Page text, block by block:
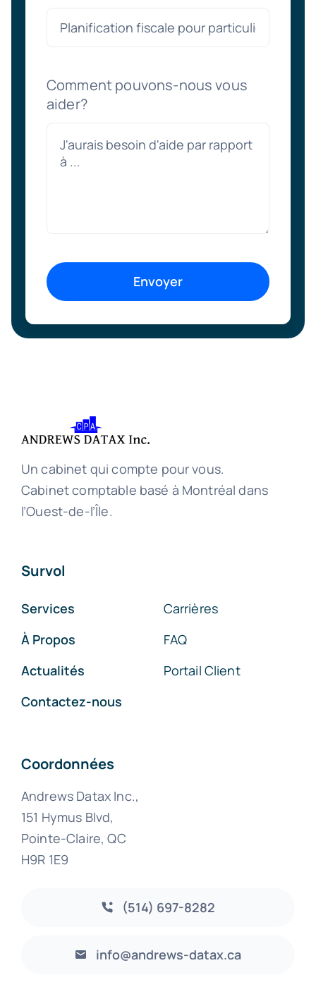
Comment pouvons-nous vous
aider?
Envoyer
Un cabinet qui compte pour vous.
Cabinet comptable basé à Montréal dans
l’Ouest-de-l’Île.
Survol
Services
À Propos
Actualités
Contactez-nous
Carrières
FAQ
Portail Client
Coordonnées
Andrews Datax Inc.,
151 Hymus Blvd,
Pointe-Claire, QC
H9R 1E9
(514) 697-8282
info@andrews-datax.ca